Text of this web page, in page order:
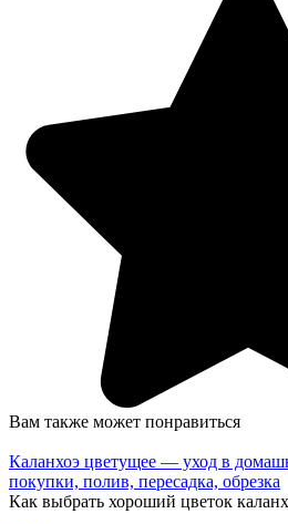
Вам также может понравиться
Каланхоэ цветущее — уход в
покупки, полив, пересадка, обрезка
Как выбрать хороший цветок